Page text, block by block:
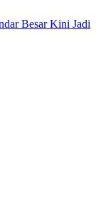
Besar Kini Jadi